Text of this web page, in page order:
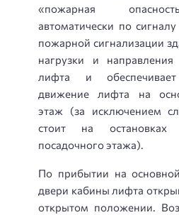
«пожарная
автоматически по
пожарной сигнализации
нагрузки и
лифта и обеспечивает
движение лифта на
этаж (за исключением
стоит на остановках
посадочного этажа).
По прибытии на
двери кабины лифта
открытом положении.